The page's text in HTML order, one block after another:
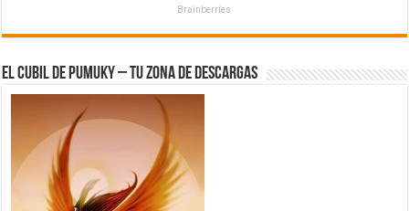
Brainberries
El Cubil de Pumuky – Tu zona de Descargas